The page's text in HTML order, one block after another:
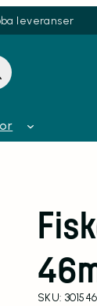
leveranser
SKU: